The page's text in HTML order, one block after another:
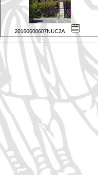
20160600607NUC2A